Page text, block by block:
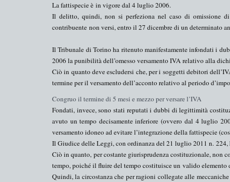
La fattispecie è in vigore dal 4 luglio 2006.
Ildelitto, quindi, non si perfeziona nel caso di omissione
contribuente non versi,entro il 27 dicembredi un determinato
Il Tribunale di Torino ha ritenuto manifestamente infondati i
2006 la punibilità dell’omesso versamento IVA relativo alla
Ciò in quanto deve escludersi che, per i soggetti debitori
termine per il versamento dell’acconto relativo al periodo
Congruo il termine di 5 mesi e mezzo per versare l’IVA
Fondati, invece, sono stati reputati i dubbi di legittimità
avuto un tempo decisamente inferiore (ovvero dal 4 luglio
versamento idoneo ad evitare l’integrazione della fattispecie
Il Giudice delle Leggi, con ordinanza del 21 luglio 2011 n. 224,
Ciò in quanto, per costante giurisprudenza costituzionale, non
tempo, poiché il fluire del tempo costituisce un valido elemento
Quindi, la circostanza che per ragioni collegate alle